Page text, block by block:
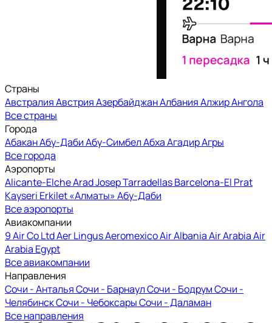
Страны
АвстралияАвстрияАзербайджанАлбанияАлжирАнгола
Все страны
Города
АбаканАбу-ДабиАбу-СимбелАбхаАгадирАгры
Все города
Аэропорты
Alicante-ElcheAradJosep Tarradellas Barcelona-El Prat
Kayseri Erkilet«Алматы»Абу-Даби
Все аэропорты
Авиакомпании
9 Air Co LtdAer LingusAeromexicoAir AlbaniaAir ArabiaAir
Arabia Egypt
Все авиакомпании
Направления
Сочи - АнтальяСочи - БарнаулСочи - БодрумСочи -
ЧелябинскСочи - ЧебоксарыСочи - Даламан
Все направления